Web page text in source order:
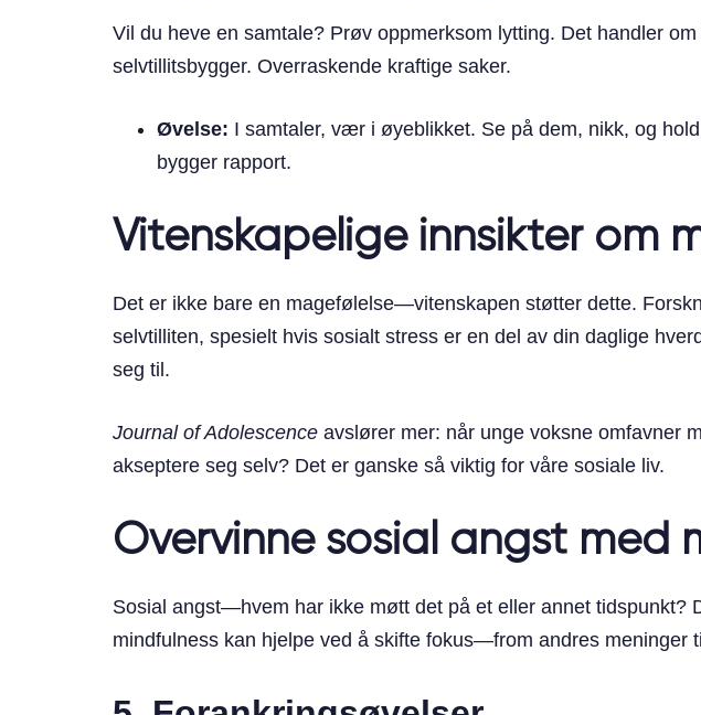
Vil du heve en samtale? Prøv oppmerksom lytting. Det handler
selvtillitsbygger. Overraskende kraftige saker.
Øvelse: I samtaler, vær i øyeblikket. Se på dem, nikk, og
bygger rapport.
Vitenskapelige innsikter om
Det er ikke bare en magefølelse—vitenskapen støtter dette.
selvtilliten, spesielt hvis sosialt stress er en del av din daglige
seg til.
Journal of Adolescence avslører mer: når unge voksne omfavner
akseptere seg selv? Det er ganske så viktig for våre sosiale liv.
Overvinne sosial angst med
Sosial angst—hvem har ikke møtt det på et eller annet tidspunkt?
mindfulness kan hjelpe ved å skifte fokus—from andres meninger